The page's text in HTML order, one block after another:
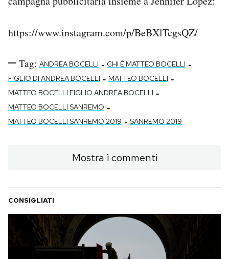
https://www.instagram.com/p/BeBXlTcgsQZ/
Tag: ANDREA BOCELLI - CHI È MATTEO BOCELLI -
FIGLIO DI ANDREA BOCELLI - MATTEO BOCELLI -
MATTEO BOCELLI FIGLIO ANDREA BOCELLI -
MATTEO BOCELLI SANREMO -
MATTEO BOCELLI SANREMO 2019 - SANREMO 2019
Mostra i commenti
CONSIGLIATI